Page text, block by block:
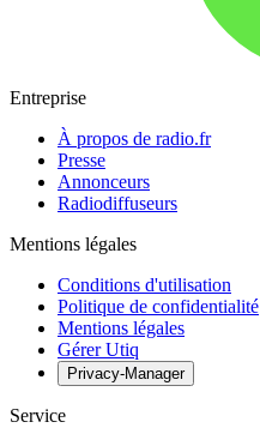
Entreprise
À propos de radio.fr
Presse
Annonceurs
Radiodiffuseurs
Mentions légales
Conditions d'utilisation
Politique de confidentialité
Mentions légales
Gérer Utiq
Privacy-Manager
Service